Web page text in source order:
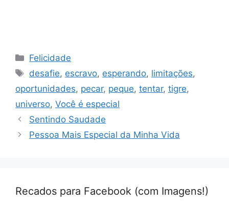
Categorias
Felicidade
Tags
desafie, escravo, esperando, limitações,
oportunidades, pecar, peque, tentar, tigre,
universo, Você é especial
Sentindo Saudade
Pessoa Mais Especial da Minha Vida
Recados para Facebook (com Imagens!)